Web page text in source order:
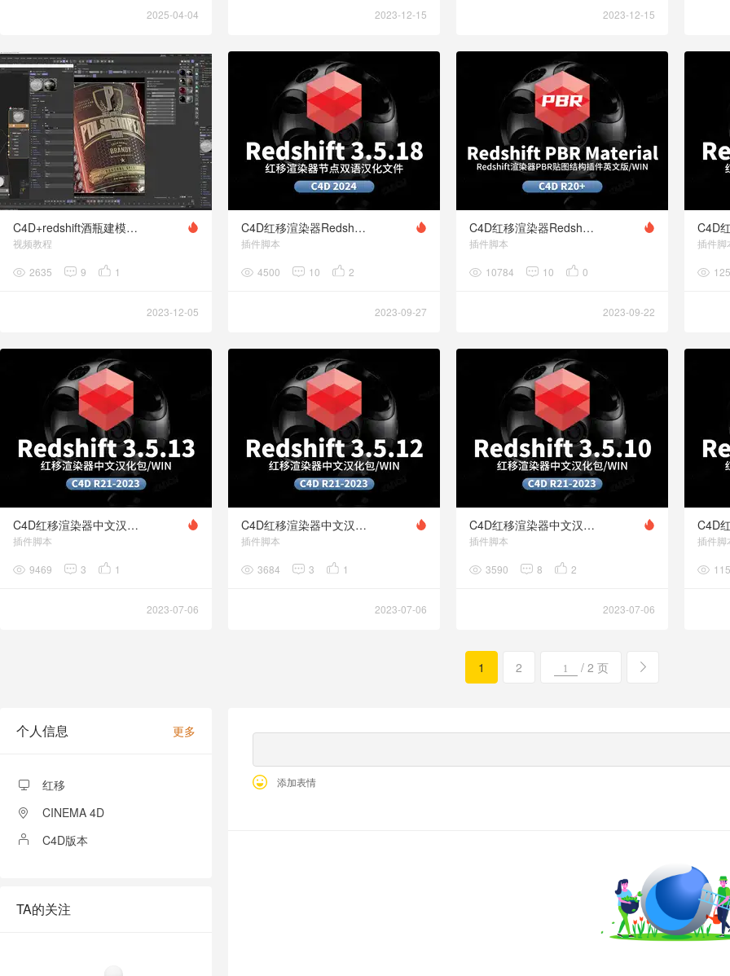
2025-04-04 2023-12-15 2023-12-15
C4D+redshift酒瓶建模渲染视频教程 含模型文件
视频教程
2635 9 1
2023-12-05
C4D红移渲染器Redshift V3.5.18节点双语汉化语言包
插件脚本
4500 10 2
2023-09-27
C4D红移渲染器Redshift PBR贴图结构插件Redshift PBR Material plugin for Cinema 4D V1.0
插件脚本
10784 10 0
2023-09-22
插件脚
C4D红移渲染器中文汉化语言包Redshift 3.5.13
插件脚本
9469 3 1
2023-07-06
C4D红移渲染器中文汉化语言包Redshift 3.5.12
插件脚本
3684 3 1
2023-07-06
C4D红移渲染器中文汉化语言包Redshift 3.5.10
插件脚本
3590 8 2
2023-07-06
插件脚
1 2 / 2 页
个人信息 更多
红移
CINEMA 4D
C4D版本
TA的关注
添加表情